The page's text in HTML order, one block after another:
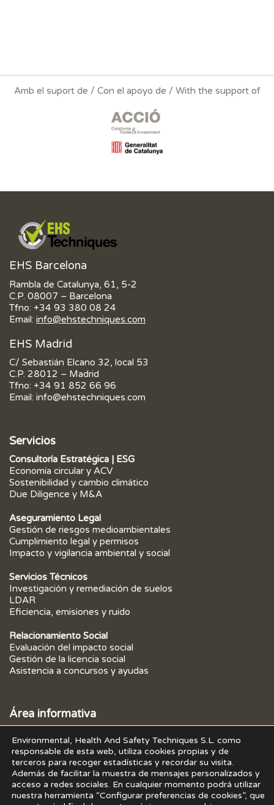
Amb el suport de / Con el apoyo de / With the support of
EHS Barcelona
Rambla de Catalunya, 61, 5-2
C.P. 08007 – Barcelona
Tfno: +34 93 380 08 24
Email: info@ehstechniques.com
EHS Madrid
C/ Sebastián Elcano 32, local 53
C.P. 28012 – Madrid
Tfno: +34 91 852 66 96
Email: info@ehstechniques.com
Servicios
Consultoría Estratégica | ESG
Economía circular y ACV
Sostenibilidad y cambio climático
Due Diligence y M&A
Aseguramiento Legal
Gestión de riesgos medioambientales
Cumplimiento legal y permisos
Impacto y vigilancia ambiental y social
Servicios Técnicos
Investigación y remediación de suelos
LDAR
Eficiencia, emisiones y ruido
Relacionamiento Social
Evaluación del impacto social
Gestión de la licencia social
Asistencia a concursos y ayudas
Área informativa
Casos prácticos
Actualidad
Conócenos
FAQs Preguntas y respuestas frecuentes
Environmental, Health And Safety Techniques S.L. como
responsable de esta web, utiliza cookies propias y de
terceros para recoger estadísticas y recordar su visita.
Además de facilitar la muestra de mensajes personalizados y
acceso a redes sociales. En cualquier momento podrá utilizar
nuestra herramienta “Configurar preferencias de cookies”, que